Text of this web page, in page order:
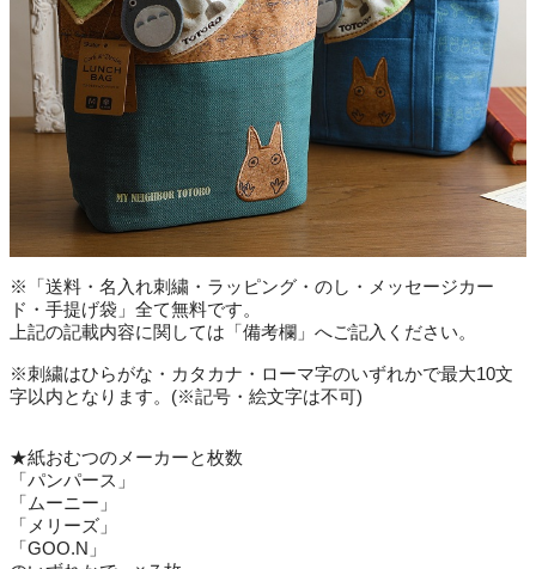
※「送料・名入れ刺繍・ラッピング・のし・メッセージカー
ド・手提げ袋」全て無料です。
上記の記載内容に関しては「備考欄」へご記入ください。
※刺繍はひらがな・カタカナ・ローマ字のいずれかで最大10文
字以内となります。(※記号・絵文字は不可)
★紙おむつのメーカーと枚数
「パンパース」
「ムーニー」
「メリーズ」
「GOO.N」